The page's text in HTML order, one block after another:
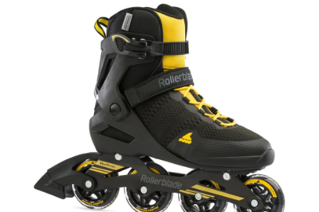
je
5,0
z
5
hvězdiček.